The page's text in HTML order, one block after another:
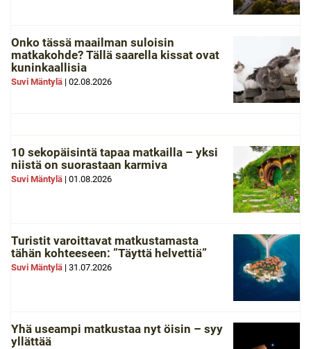
Onko tässä maailman suloisin
matkakohde? Tällä saarella kissat ovat
kuninkaallisia
Suvi Mäntylä | 02.08.2026
10 sekopäisintä tapaa matkailla – yksi
niistä on suorastaan karmiva
Suvi Mäntylä | 01.08.2026
Turistit varoittavat matkustamasta
tähän kohteeseen: ”Täyttä helvettiä”
Suvi Mäntylä | 31.07.2026
Yhä useampi matkustaa nyt öisin – syy
yllättää